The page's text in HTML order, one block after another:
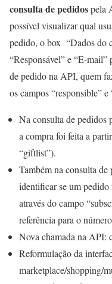
consulta de pedidospela
possível visualizar qual
pedido, o box “Dados do
“Responsável” e “E-
de pedido na API, quem
os campos “responsible” e
Na consulta de pedidos
a compra foi feita a
“giftlist”).
Também na consulta
identificar se um pedido
através do campo
referência para o
Nova chamada na API:
Reformulação da
marketplace/shopping/